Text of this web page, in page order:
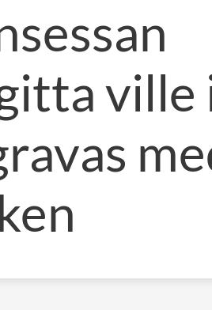
ville